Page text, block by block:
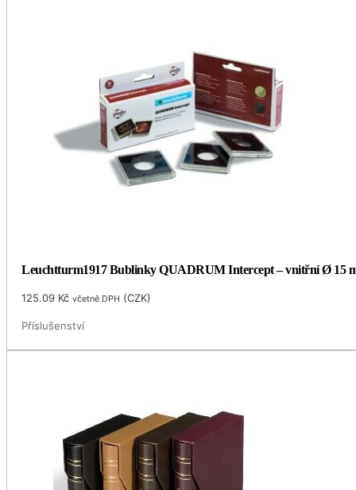
Leuchtturm1917 Bublinky QUADRUM Intercept – vnitřní Ø 15
125.09 Kč včetně DPH (CZK)
Příslušenství